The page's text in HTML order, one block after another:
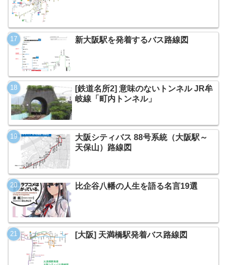
新大阪駅を発着するバス路線図
[鉄道名所2] 意味のないトンネル JR牟
岐線「町内トンネル」
大阪シティバス 88号系統（大阪駅～
天保山）路線図
比企谷八幡の人生を語る名言19選
[大阪] 天満橋駅発着バス路線図